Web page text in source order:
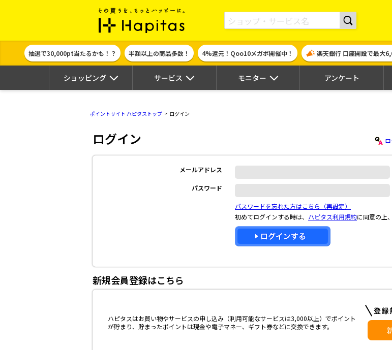
ポイント貯めて現金やギフト券に交換できるポイントサイト | ハピタス
抽選で30,000pt当たるかも！？ 半額以上の商品多数！ 4%還元！Qoo10メガポ開催中！ 楽天銀行 口座開設で最大
ショッピング サービス モニター アンケート
ポイントサイト ハピタストップ ログイン
ログイン
メールアドレス
パスワード
パスワードを忘れた方はこちら（再設定）
初めてログインする時は、 ハピタス利用規約に同意の上
新規会員登録はこちら
ハピタスはお買い物やサービスの申し込み（利用可能なサービスは3,000以上）でポイント
が貯まり、貯まったポイントは現金や電子マネー、ギフト券などに交換できます。